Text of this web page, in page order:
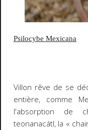
Psilocybe Mexicana
Villon rêve de se
entière, comme
l'absorption de
teonanacátl, la «